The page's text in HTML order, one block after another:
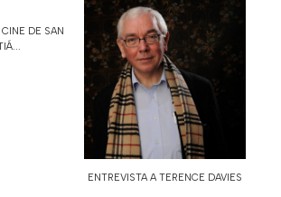
DE SAN
ENTREVISTA A TERENCE DAVIES